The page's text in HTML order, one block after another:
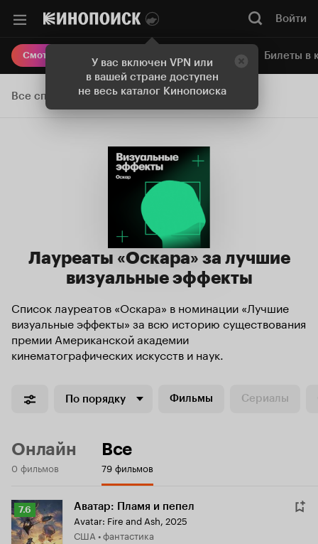
У вас включен VPN или
в вашей стране доступен
не весь каталог Кинопоиска
Войти
Смотреть кино Онлайн-кинотеатр Билеты в
Все списки
Лауреаты «Оскара» за лучшие
визуальные эффекты
Список лауреатов «Оскара» в номинации «Лучшие
визуальные эффекты» за всю историю существования
премии Американской академии
кинематографических искусств и наук.
По порядку Фильмы Сериалы
Онлайн
0 фильмов
Все
79 фильмов
Рейтинг
Кинопоиска
7.6
7.6 Аватар: Пламя и пепел
Avatar: Fire and Ash, 2025
США • фантастика